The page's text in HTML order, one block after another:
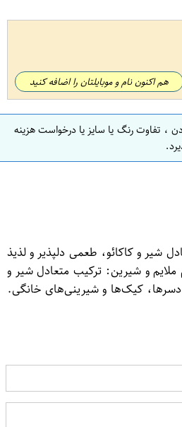
هم اکنون نام و موبایلتان را اضافه کنید
، تفاوت رنگ یا سایز یا درخواست هزینه
شیر و کاکائو، طعمی دلپذیر و لذیذ
و شیرین: ترکیب متعادل شیر و
دسرها، کیک‌ها و شیرینی‌های خانگی.